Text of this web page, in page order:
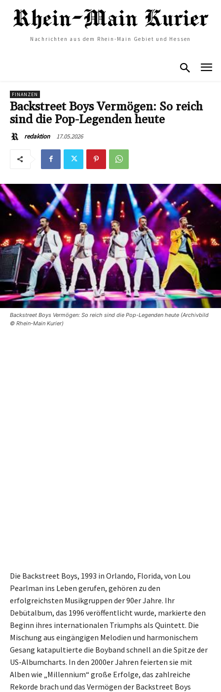
Nachrichten aus dem Rhein-Main Gebiet und Hessen
FINANZEN
Backstreet Boys Vermögen: So reich
sind die Pop-Legenden heute
redaktion 17.05.2026
Backstreet Boys Vermögen: So reich sind die Pop-Legenden heute (Archivbild
© Rhein-Main Kurier)
Die Backstreet Boys, 1993 in Orlando, Florida, von Lou
Pearlman ins Leben gerufen, gehören zu den
erfolgreichsten Musikgruppen der 90er Jahre. Ihr
Debütalbum, das 1996 veröffentlicht wurde, markierte den
Beginn ihres internationalen Triumphs als Quintett. Die
Mischung aus eingängigen Melodien und harmonischem
Gesang katapultierte die Boyband schnell an die Spitze der
US-Albumcharts. In den 2000er Jahren feierten sie mit
Alben wie „Millennium“ große Erfolge, das zahlreiche
Rekorde brach und das Vermögen der Backstreet Boys